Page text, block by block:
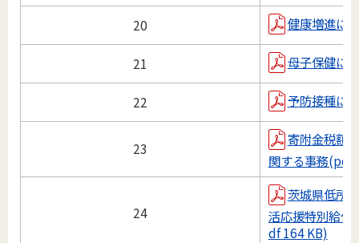
20
健康増進に
21 母子保健に
22 予防接種に
23
寄附金税額
関する事務(pdf
24
茨城県低所
活応援特別給付
df 164 KB)